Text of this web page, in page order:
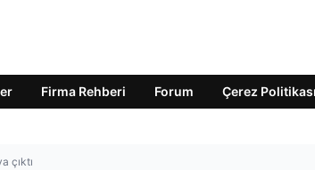
Firma Rehberi Forum Çerez Politikası
çıktı